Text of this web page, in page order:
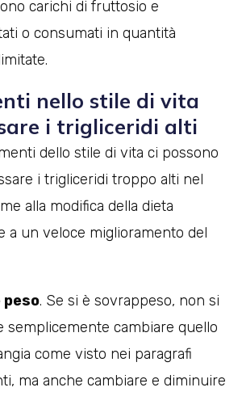
carichi di fruttosio e
o consumati in quantità
nello stile di vita
i trigliceridi alti
dello stile di vita ci possono
i trigliceridi troppo alti nel
alla modifica della dieta
a un veloce miglioramento del
peso. Se si è sovrappeso, non si
semplicemente cambiare quello
come visto nei paragrafi
ma anche cambiare e diminuire